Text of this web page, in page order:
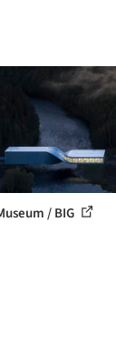
/ BIG